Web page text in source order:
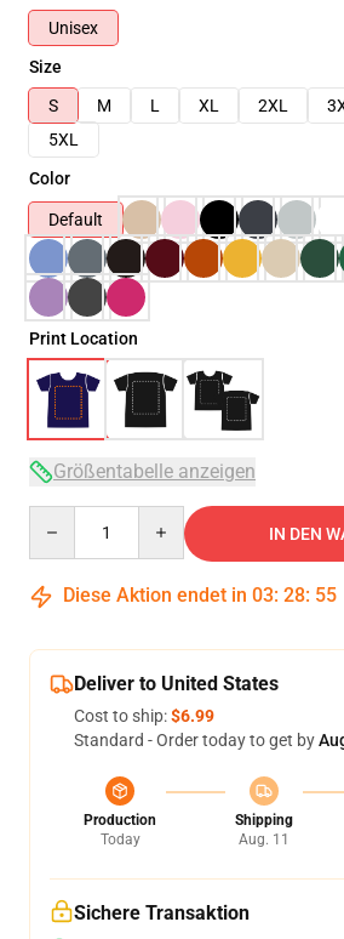
Unisex
Size
S
M L XL 2XL
5XL
Color
Default
Print Location
Größentabelle anzeigen
IN DEN
Diese Aktion endet in 03: 28: 54
Deliver to United States
Cost to ship:$6.99
Standard - Order today to get by
Production
Today
Shipping
Aug. 11
Sichere Transaktion